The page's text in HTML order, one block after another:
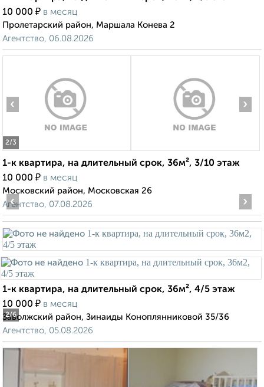
10 000 ₽ в месяц
Пролетарский район, Маршала Конева 2
Агентство, 06.08.2026
2/3
‹ ›
1-к квартира, на длительный срок, 36м², 3/10 этаж
10 000 ₽ в месяц
Московский район, Московская 26
Агентство, 07.08.2026
2/6
‹ ›
1-к квартира, на длительный срок, 36м², 4/5 этаж
10 000 ₽ в месяц
Заволжский район, Зинаиды Коноплянниковой 35/36
Агентство, 05.08.2026